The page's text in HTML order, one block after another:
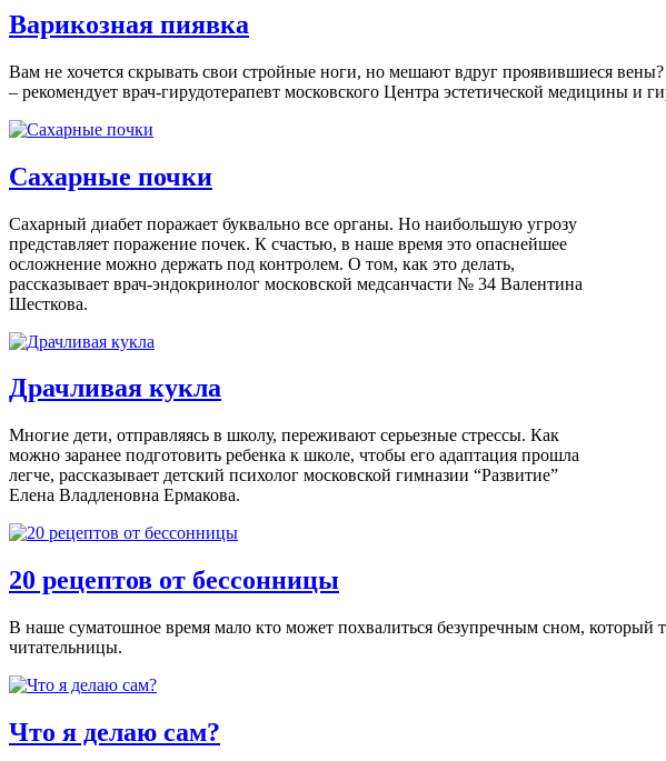
Варикозная пиявка
Вам не хочется скрывать свои стройные ноги, но мешают вдруг проявившиеся
– рекомендует врач-гирудотерапевт московского Центра эстетической медицины и
Сахарные почки
Сахарный диабет поражает буквально все органы. Но наибольшую угрозу
представляет поражение почек. К счастью, в наше время это опаснейшее
осложнение можно держать под контролем. О том, как это делать,
рассказывает врач-эндокринолог московской медсанчасти № 34 Валентина
Шесткова.
Драчливая кукла
Многие дети, отправляясь в школу, переживают серьезные стрессы. Как
можно заранее подготовить ребенка к школе, чтобы его адаптация прошла
легче, рассказывает детский психолог московской гимназии “Развитие”
Елена Владленовна Ермакова.
20 рецептов от бессонницы
В наше суматошное время мало кто может похвалиться безупречным сном, который
читательницы.
Что я делаю сам?